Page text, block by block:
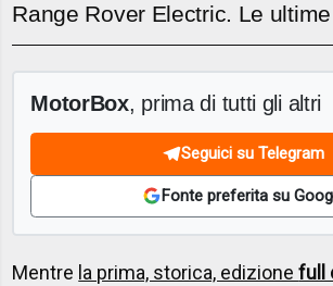
Range Rover Electric. Le
MotorBox, prima di tutti gli altri
Seguici su Telegram
Fonte preferita su
Mentre la prima, storica, edizionefull